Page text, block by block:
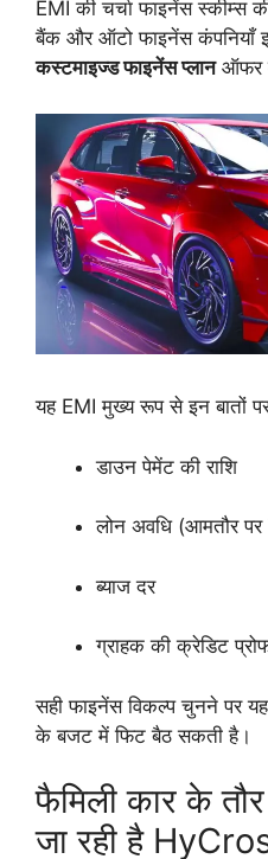
EMI की चर्चा फाइनेंस स्कीम्स
बैंक और ऑटो फाइनेंस कंपनियाँ
कस्टमाइज्ड फाइनेंस प्लानऑफर
यह EMI मुख्य रूप से इन बातों पर
डाउन पेमेंट की राशि
लोन अवधि (आमतौर
ब्याज दर
ग्राहक की क्रेडिट
सही फाइनेंस विकल्प चुनने पर यह
के बजट में फिट बैठ सकती है।
फैमिली कार के
जा रही है